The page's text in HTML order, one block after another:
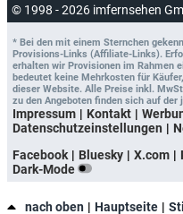
© 1998 - 2026 imfernsehen
* Bei den mit einem Sternchen
Provisions-Links (Affiliate-Links).
erhalten wir Provisionen im Rahmen
bedeutet keine Mehrkosten für
dieser Website. Alle Preise inkl.
zu den Angeboten finden sich auf der
Impressum Kontakt
Datenschutzeinstellungen
Facebook
Bluesky X.com
Dark-Mode
nach oben Hauptseite